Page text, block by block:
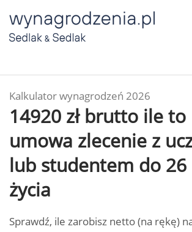
Kalkulator wynagrodzeń 2026
14920 zł brutto ile
umowa zlecenie z
lub studentem do
życia
Sprawdź, ile zarobisz netto (na rękę)